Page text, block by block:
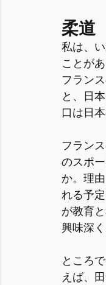
柔道
私は、
ことが
フラン
と、日
口は日
フラン
のスポ
か。理
れる予
が教育
興味深
ところ
えば、